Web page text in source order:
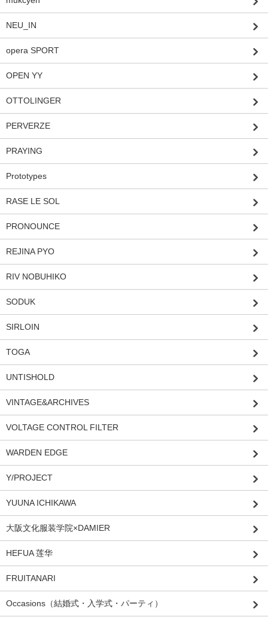
NEU_IN
opera SPORT
OPEN YY
OTTOLINGER
PERVERZE
PRAYING
Prototypes
RASE LE SOL
PRONOUNCE
REJINA PYO
RIV NOBUHIKO
SODUK
SIRLOIN
TOGA
UNTISHOLD
VINTAGE&ARCHIVES
VOLTAGE CONTROL FILTER
WARDEN EDGE
Y/PROJECT
YUUNA ICHIKAWA
大阪文化服装学院×DAMIER
HEFUA 莲华
FRUITANARI
Occasions（結婚式・入学式・パーティ）